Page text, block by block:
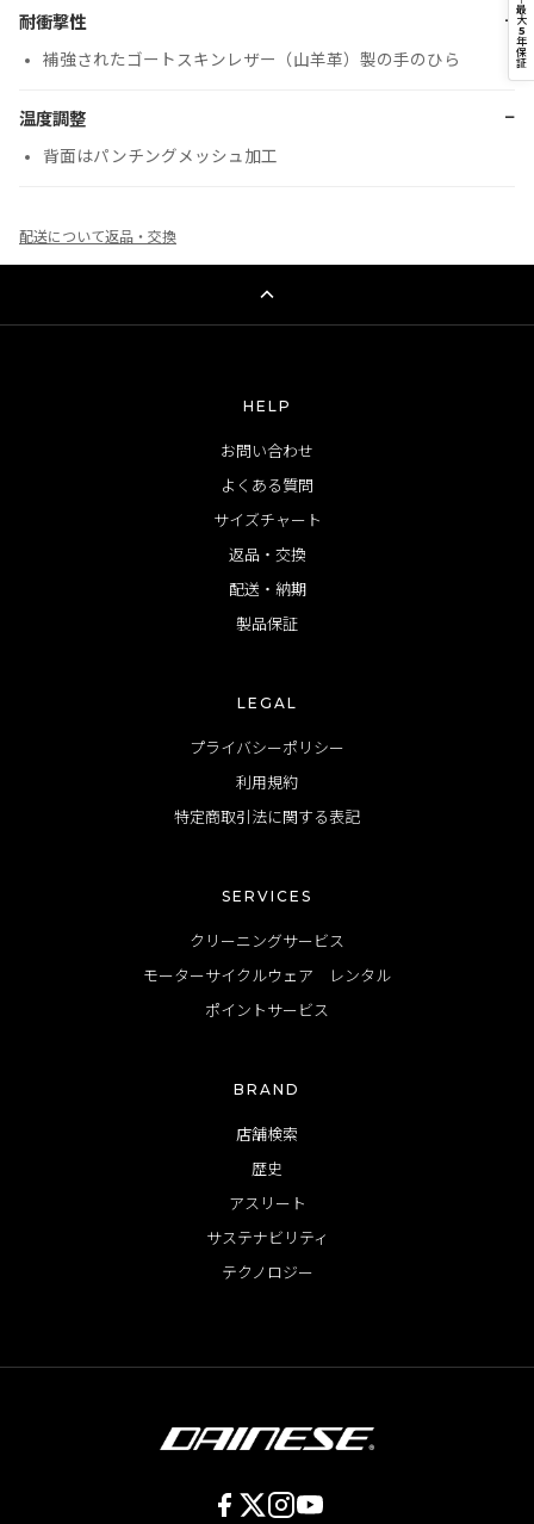
耐衝撃性 −
補強されたゴートスキンレザー（山羊革）製の手のひら
温度調整 −
背面はパンチングメッシュ加工
配送について返品・交換
最
大
5
年
保
証
HELP
お問い合わせ
よくある質問
サイズチャート
返品・交換
配送・納期
製品保証
LEGAL
プライバシーポリシー
利用規約
特定商取引法に関する表記
SERVICES
クリーニングサービス
モーターサイクルウェア レンタル
ポイントサービス
BRAND
店舗検索
歴史
アスリート
サステナビリティ
テクノロジー